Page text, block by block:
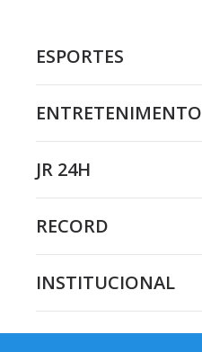
ESPORTES
ENTRETENIMENTO
JR 24H
RECORD
INSTITUCIONAL